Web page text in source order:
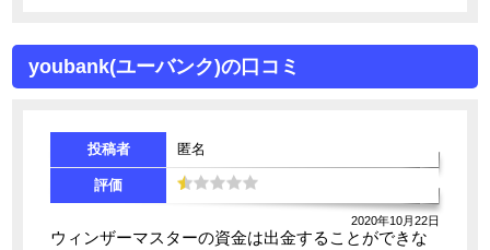
youbank(ユーバンク)の口コミ
投稿者 匿名
評価
2020年10月22日
ウィンザーマスターの資金は出金することができな